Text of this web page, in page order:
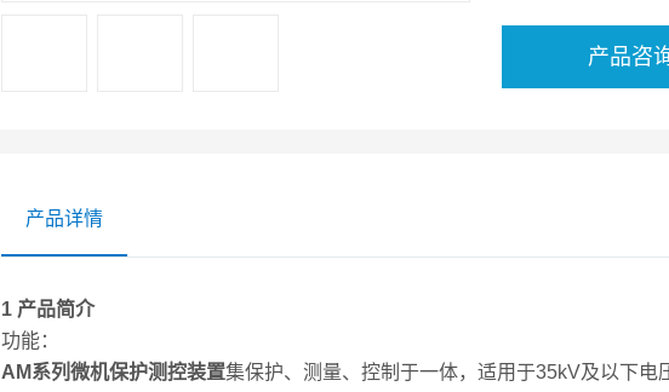
产品咨
产品详情
1 产品简介
功能：
AM系列微机保护测控装置集保护、测量、控制于一体，适用于35kV及以下电